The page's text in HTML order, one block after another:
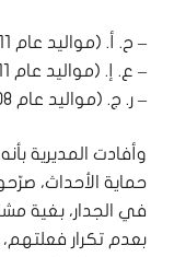
– ح. أ. (مواليد عام 2011، فلسطيني)
– ع. إ. (مواليد عام 2011، لبناني)
– ر. ج. (مواليد عام 2008، سوري).
وأفادت المديرية
حماية الأحداث،
في الجدار، بغية
بعدم تكرار